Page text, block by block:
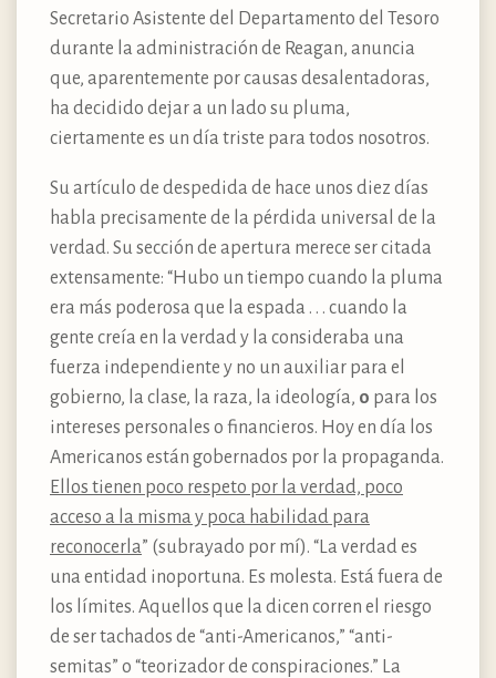
Secretario Asistente del Departamento del Tesoro
durante la administración de Reagan, anuncia
que, aparentemente por causas desalentadoras,
ha decidido dejar a un lado su pluma,
ciertamente es un día triste para todos nosotros.
Su artículo de despedida de hace unos diez días
habla precisamente de la pérdida universal de la
verdad. Su sección de apertura merece ser citada
extensamente: “Hubo un tiempo cuando la pluma
era más poderosa que la espada . . . cuando la
gente creía en la verdad y la consideraba una
fuerza independiente y no un auxiliar para el
gobierno, la clase, la raza, la ideología, o para los
intereses personales o financieros. Hoy en día los
Americanos están gobernados por la propaganda.
Ellos tienen poco respeto por la verdad, poco
acceso a la misma y poca habilidad para
reconocerla” (subrayado por mí). “La verdad es
una entidad inoportuna. Es molesta. Está fuera de
los límites. Aquellos que la dicen corren el riesgo
de ser tachados de “anti-Americanos,” “anti-
semitas” o “teorizador de conspiraciones.” La